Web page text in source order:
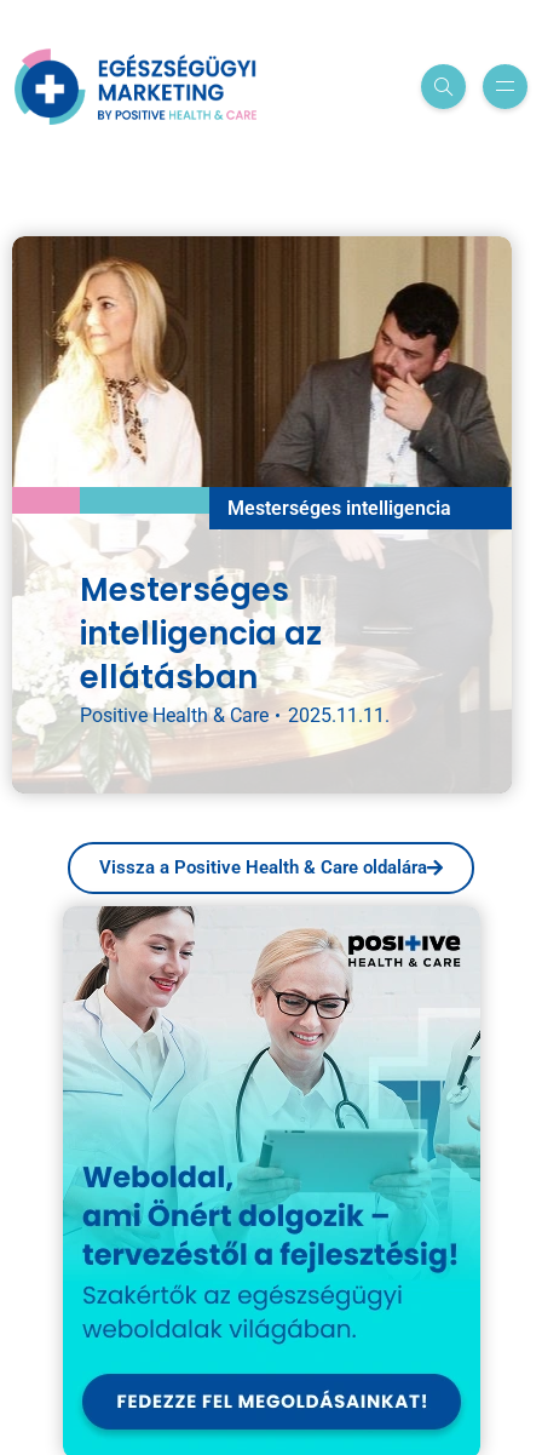
Mesterséges intelligencia
Mesterséges
intelligencia az
ellátásban
Positive Health & Care 2025.11.11.
Vissza a Positive Health & Care oldalára